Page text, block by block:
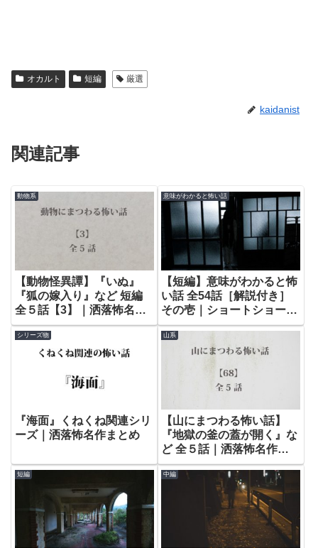
オカルト 短編 厳選
kaidanist
関連記事
動物系
【動物怪異譚】『いぬ』
『狐の嫁入り』など 短編
全５話【3】｜洒落怖名作
まとめ – 動物編
意味がわかると怖い話
【短編】意味がわかると怖
い話 全54話［解説付き］
その壱｜ショートショート
意味怖
シリーズ物
『海面』くねくね関連シリ
ーズ｜洒落怖名作まとめ
山系
【山にまつわる怖い話】
『地獄の釜の蓋が開く』な
ど 全５話｜洒落怖名作ま
とめ – 山編【68】
短編 中編